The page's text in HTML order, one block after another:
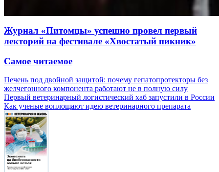
Журнал «Питомцы» успешно провел первый
лекторий на фестивале «Хвостатый пикник»
Самое читаемое
Печень под двойной защитой: почему гепатопротекторы без
желчегонного компонента работают не в полную силу
Первый ветеринарный логистический хаб запустили в России
Как ученые воплощают идею ветеринарного препарата